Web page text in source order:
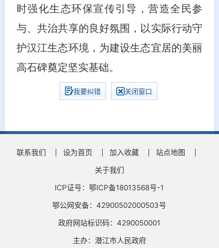
时强化生态环保宣传引导，营造全民参
与、共治共享的良好氛围，以实际行动守
护汉江生态环境，为建设生态宜居的美丽
高石碑奠定坚实基础。
我要纠错 关闭窗口
联系我们 设为首页 加入收藏
站点地图
关于我们
ICP证号：鄂ICP备18013568号-1
鄂公网安备：42900502000503号
政府网站标识码：4290050001
主办：潜江市人民政府